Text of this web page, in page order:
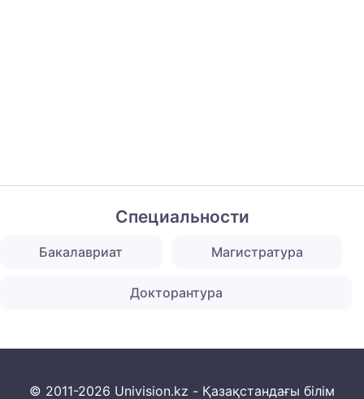
Специальности
Бакалавриат Магистратура
Докторантура
© 2011-2026 Univision.kz - Қазақстандағы білім